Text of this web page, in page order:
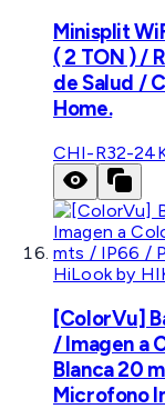
Minisplit
( 2 TON ) /
de Salud /
Home.
CHI-R32-
HiLook by
[ColorVu]
/ Imagen a
Blanca 20
Microfono